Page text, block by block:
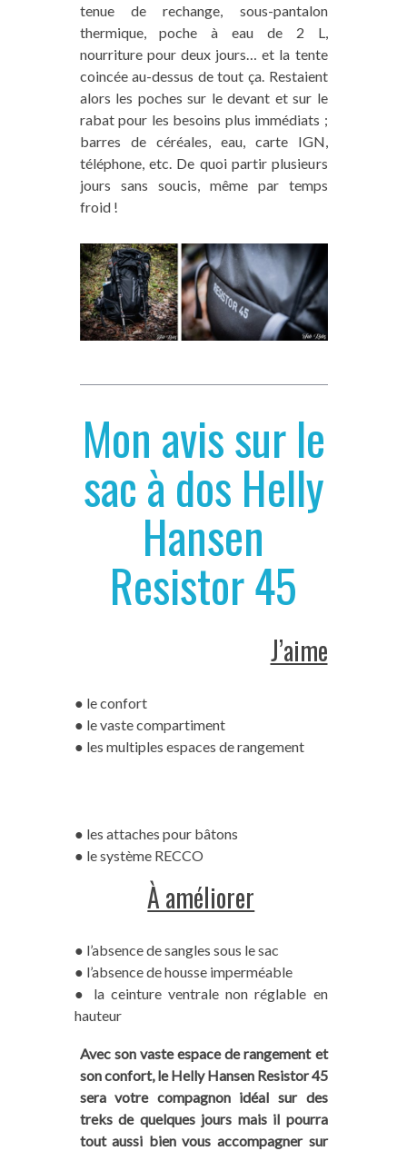
tenue de rechange, sous-pantalon
thermique, poche à eau de 2 L,
nourriture pour deux jours… et la tente
coincée au-dessus de tout ça. Restaient
alors les poches sur le devant et sur le
rabat pour les besoins plus immédiats ;
barres de céréales, eau, carte IGN,
téléphone, etc. De quoi partir plusieurs
jours sans soucis, même par temps
froid !
Mon avis sur le
sac à dos Helly
Hansen
Resistor 45
J’aime
● le confort
● le vaste compartiment
● les multiples espaces de rangement
● les attaches pour bâtons
● le système RECCO
À améliorer
● l’absence de sangles sous le sac
● l’absence de housse imperméable
● la ceinture ventrale non réglable en
hauteur
Avec son vaste espace de rangement et
son confort, le Helly Hansen Resistor 45
sera votre compagnon idéal sur des
treks de quelques jours mais il pourra
tout aussi bien vous accompagner sur